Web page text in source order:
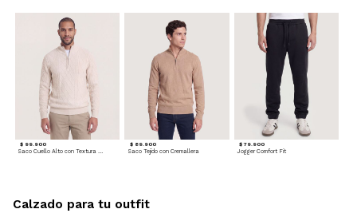
$ 99.900
Saco Cuello Alto con Textura Trenzada
$ 89.900
Saco Tejido con Cremallera
$ 79.900
Jogger Comfort Fit
Calzado para tu outfit